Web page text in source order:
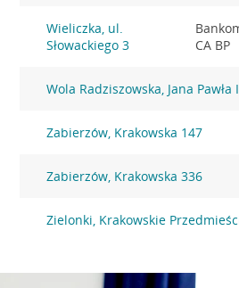
Wieliczka, ul.
Słowackiego 3
CA BP
Wola Radziszowska, Jana Pawła
Zabierzów, Krakowska 147
Zabierzów, Krakowska 336
Zielonki, Krakowskie